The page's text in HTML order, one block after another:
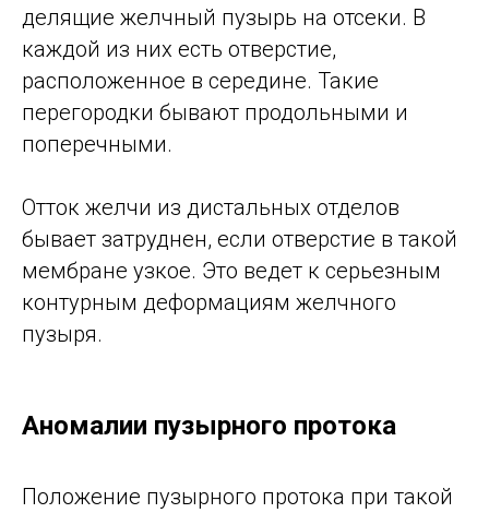
делящие желчный пузырь на отсеки. В
каждой из них есть отверстие,
расположенное в середине. Такие
перегородки бывают продольными и
поперечными.
Отток желчи из дистальных отделов
бывает затруднен, если отверстие в такой
мембране узкое. Это ведет к серьезным
контурным деформациям желчного
пузыря.
Аномалии пузырного протока
Положение пузырного протока при такой